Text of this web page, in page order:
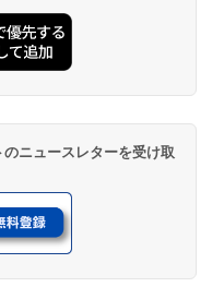
ニュースレターを受け取